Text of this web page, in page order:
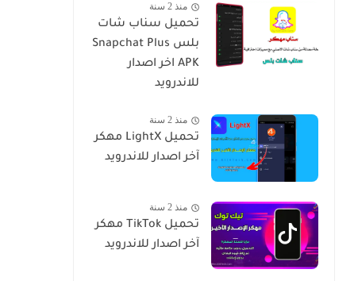
منذ 2 سنة
تحميل سناب شات
بلس Snapchat Plus
APK اخر اصدار
للاندرويد
منذ 2 سنة
تحميل LightX مهكر
آخر اصدار للاندرويد
منذ 2 سنة
تحميل TikTok مهكر
آخر اصدار للاندرويد